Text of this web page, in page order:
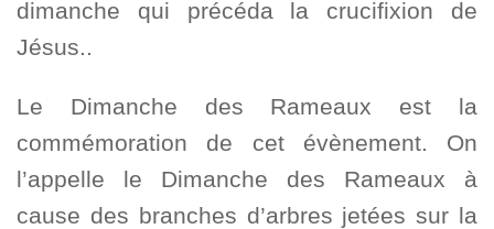
dimanche qui précéda la crucifixion de
Jésus..
Le Dimanche des Rameaux est la
commémoration de cet évènement. On
l’appelle le Dimanche des Rameaux à
cause des branches d’arbres jetées sur la